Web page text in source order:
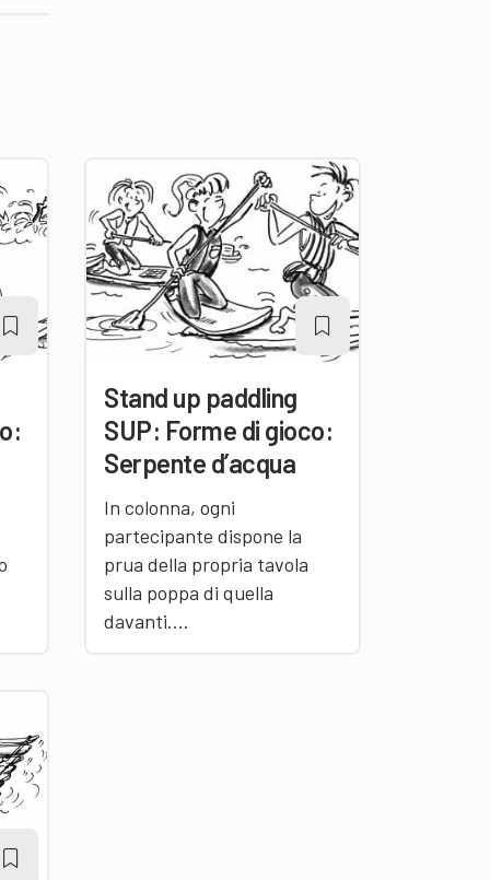
Stand up paddling
SUP: Forme di gioco:
Serpente d’acqua
In colonna, ogni
partecipante dispone la
prua della propria tavola
sulla poppa di quella
davanti….